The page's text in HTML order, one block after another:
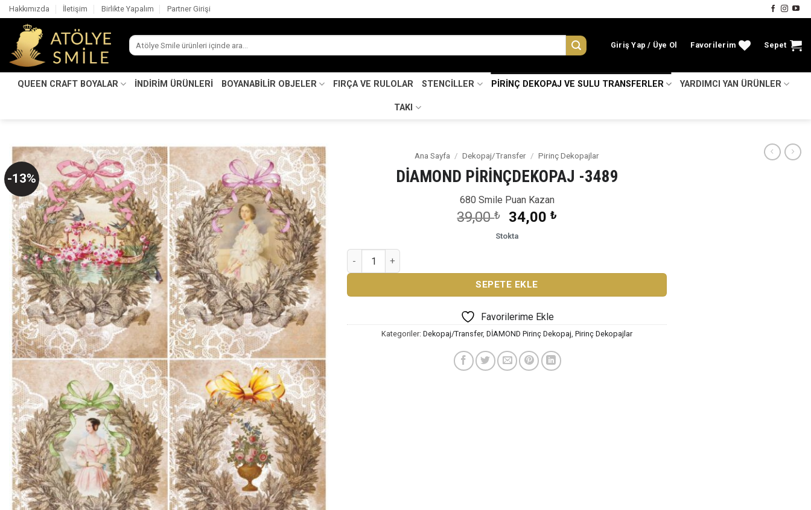
İçeriğe
atla
Hakkımızda İletişim Birlikte Yapalım Partner Girişi
Ara:
Giriş Yap Favorilerim Sepet
QUEEN CRAFT BOYALAR İNDİRİM ÜRÜNLERİ BOYANABİLİR OBJELER FIRÇA VE RULOLAR STENCİLLER PİRİNÇ DEKOPAJ VE SULU TRANSFERLER YARDIMCI YAN ÜRÜNLER
TAKI
-13%
Favorilerime
Ekle
Ana Sayfa / Dekopaj/Transfer / Pirinç Dekopajlar
DİAMOND PİRİNÇDEKOPAJ -3489
680 Smile Puan Kazan
39,00₺
Orijinal
fiyat:
34,00 ₺Şu
Stokta
DİAMOND PİRİNÇDEKOPAJ -3489 adet
SEPETE EKLE
Favorilerime Ekle
Kategoriler: Dekopaj/Transfer, DİAMOND Pirinç Dekopaj, Pirinç Dekopajlar